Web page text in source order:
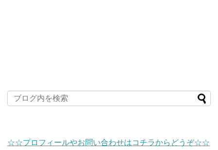
☆☆プロフィールやお問い合わせはコチラからどうぞ☆☆